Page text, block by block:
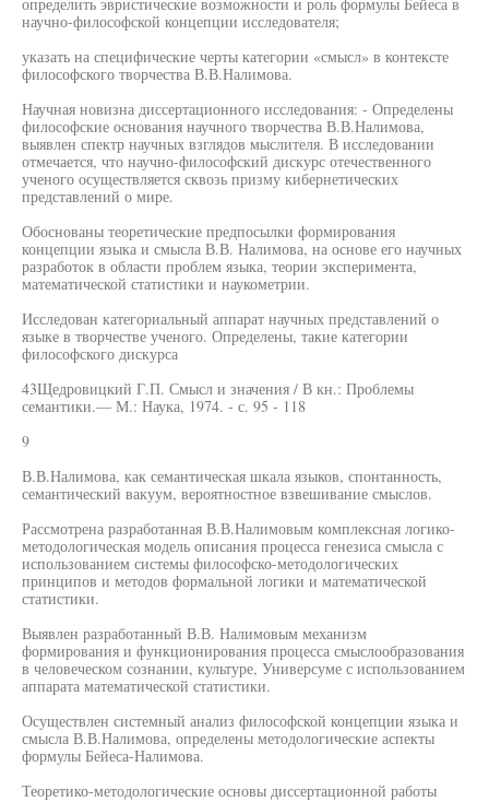
научно-философской концепции исследователя;
указать на специфические черты категории «смысл» в контексте
философского творчества В.В.Налимова.
Научная новизна диссертационного исследования: - Определены
философские основания научного творчества В.В.Налимова,
выявлен спектр научных взглядов мыслителя. В исследовании
отмечается, что научно-философский дискурс отечественного
ученого осуществляется сквозь призму кибернетических
представлений о мире.
Обоснованы теоретические предпосылки формирования
концепции языка и смысла В.В. Налимова, на основе его научных
разработок в области проблем языка, теории эксперимента,
математической статистики и наукометрии.
Исследован категориальный аппарат научных представлений о
языке в творчестве ученого. Определены, такие категории
философского дискурса
43Щедровицкий Г.П. Смысл и значения / В кн.: Проблемы
семантики.— М.: Наука, 1974. - с. 95 - 118
9
В.В.Налимова, как семантическая шкала языков, спонтанность,
семантический вакуум, вероятностное взвешивание смыслов.
Рассмотрена разработанная В.В.Налимовым комплексная логико-
методологическая модель описания процесса генезиса смысла с
использованием системы философско-методологических
принципов и методов формальной логики и математической
статистики.
Выявлен разработанный В.В. Налимовым механизм
формирования и функционирования процесса смыслообразования
в человеческом сознании, культуре, Универсуме с использованием
аппарата математической статистики.
Осуществлен системный анализ философской концепции языка и
смысла В.В.Налимова, определены методологические аспекты
формулы Бейеса-Налимова.
Теоретико-методологические основы диссертационной работы